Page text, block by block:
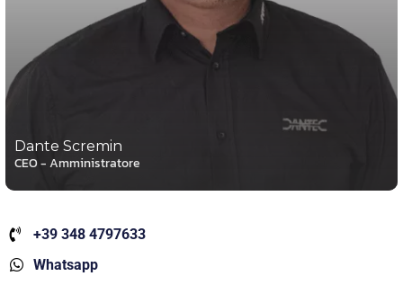
Dante Scremin
CEO - Amministratore
+39 348 4797633
Whatsapp